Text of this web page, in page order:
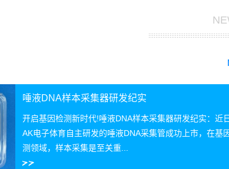
唾液DNA样本采集器研发纪实
开启基因检测新时代!唾液DNA样本采集器研发纪实：近日
AK电子体育自主研发的唾液DNA采集管成功上市，在基
测领域，样本采集是至关重...